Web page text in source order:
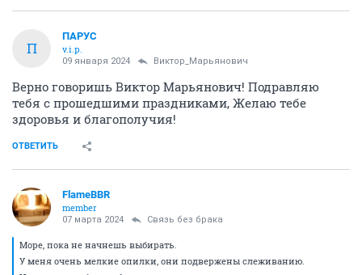
П
ПАРУС
v.i.p.
09 января 2024 Виктор_Марьянович
Верно говоришь Виктор Марьянович! Подравляю
тебя с прошедшими праздниками, Желаю тебе
здоровья и благополучия!
ОТВЕТИТЬ
FlameBBR
member
07 марта 2024 Связь без брака
Море, пока не начнешь выбирать.
У меня очень мелкие опилки, они подвержены слеживанию.